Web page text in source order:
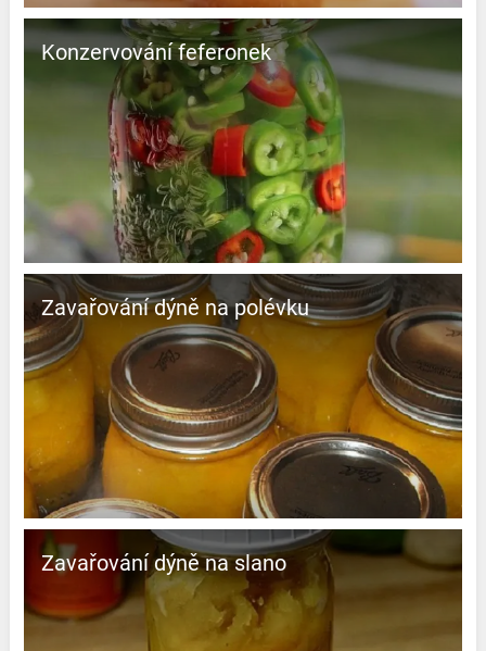
Konzervování feferonek
Zavařování dýně na polévku
Zavařování dýně na slano